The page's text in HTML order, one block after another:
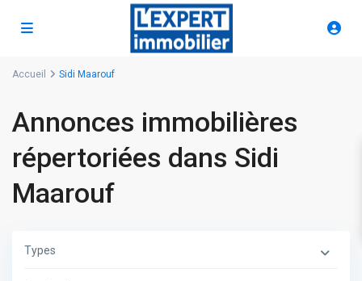
Accueil Sidi Maarouf
Annonces immobilières
répertoriées dans Sidi
Maarouf
Types